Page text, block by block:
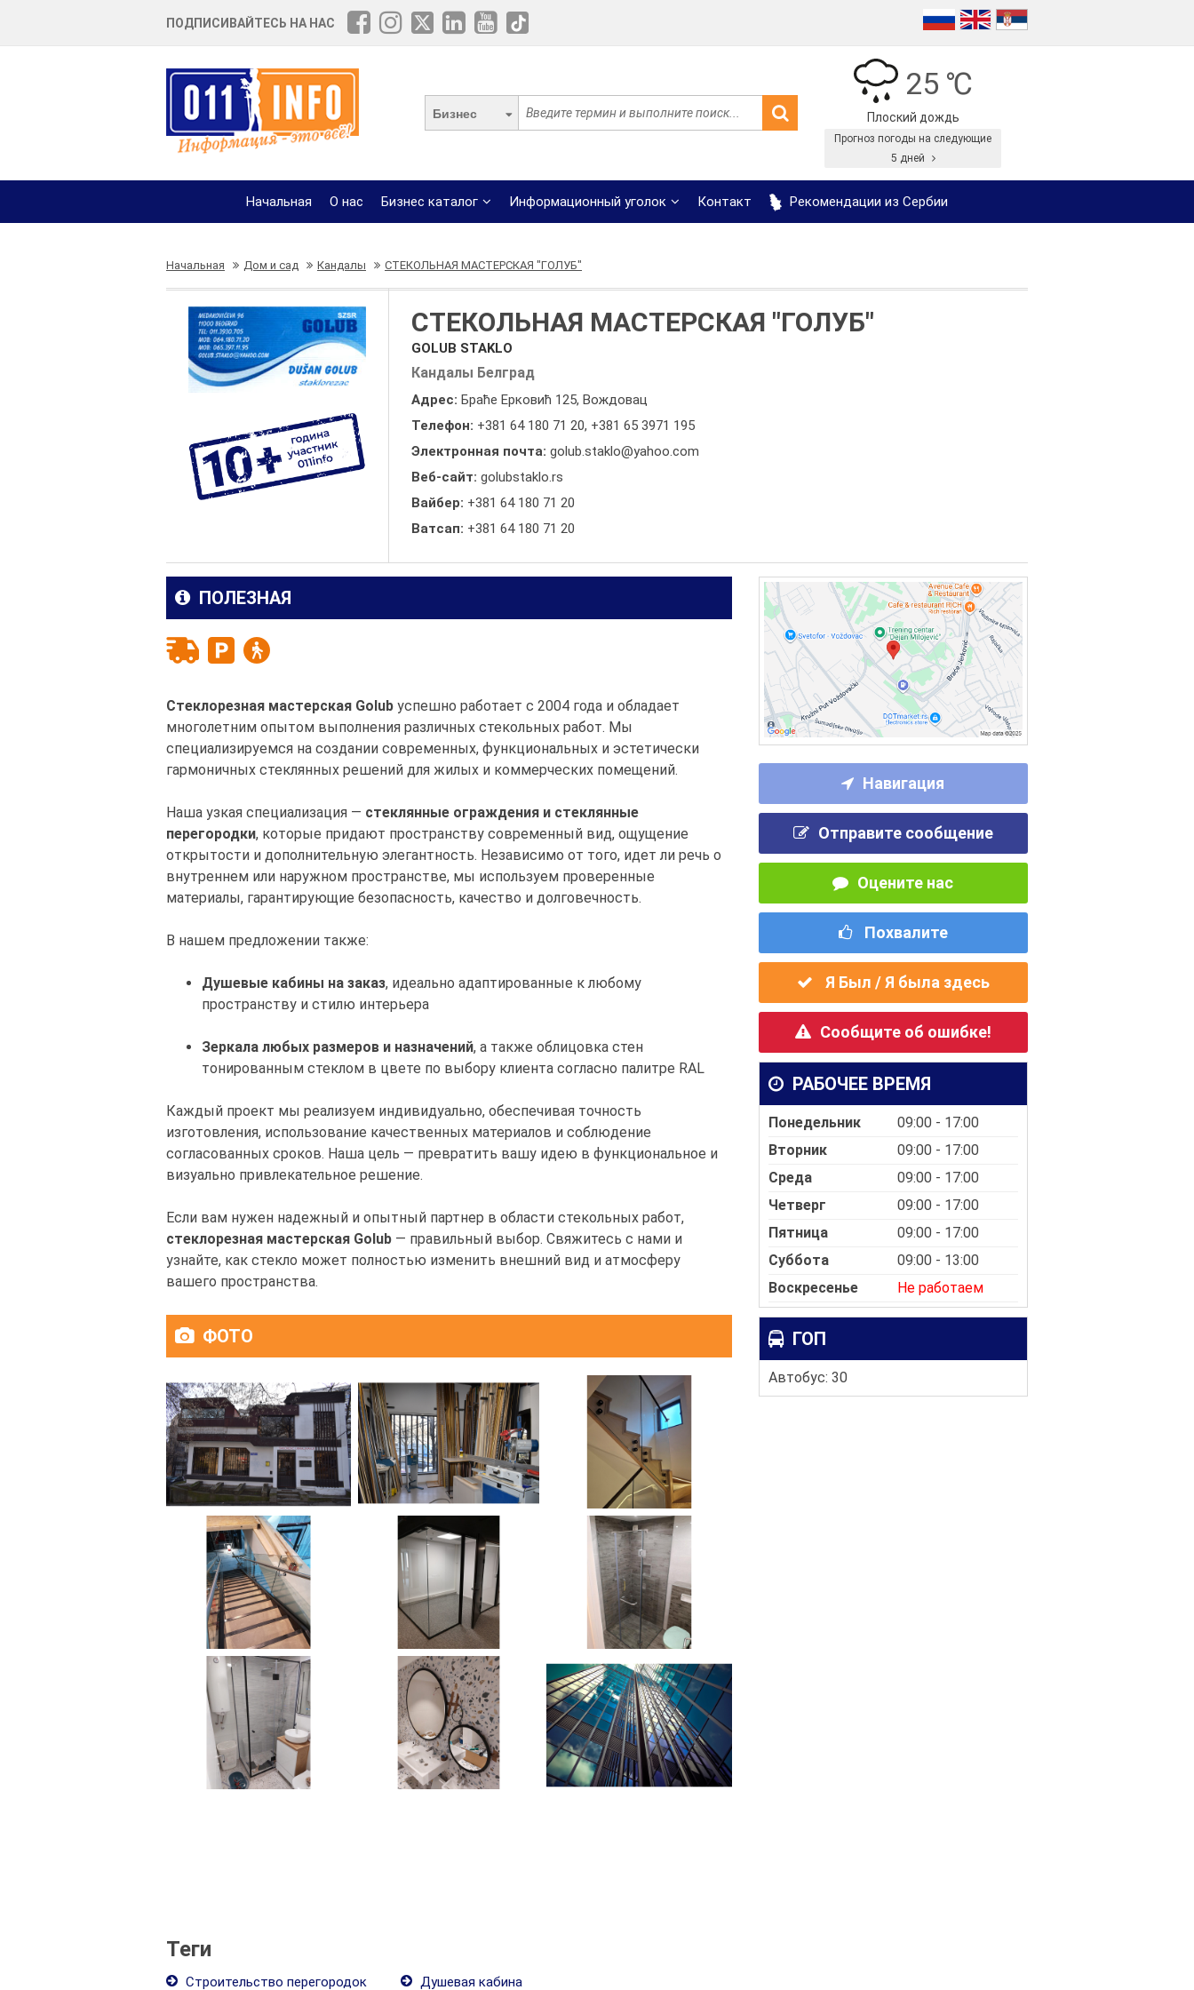
ПОДПИСИВАЙТЕСЬ НА НАС
Бизнес
25 ℃
Плоский дождь
Прогноз погоды на следующие
5 дней
Начальная О нас Бизнес каталог Информационный уголок Контакт Рекомендации из Сербии
Начальная Дом и сад Кандалы СТЕКОЛЬНАЯ МАСТЕРСКАЯ "ГОЛУБ"
СТЕКОЛЬНАЯ МАСТЕРСКАЯ "ГОЛУБ"
GOLUB STAKLO
Кандалы Белград
Адрес: Браће Ерковић 125, Вождовац
Телефон: +381 64 180 71 20, +381 65 3971 195
Электронная почта: golub.staklo@yahoo.com
Веб-сайт: golubstaklo.rs
Вайбер: +381 64 180 71 20
Ватсап: +381 64 180 71 20
Навигация
Отправите сообщение
Оцените нас
Похвалите
Я Был / Я была здесь
Сообщите об ошибке!
РАБОЧЕЕ ВРЕМЯ
Понедельник
09:00 - 17:00
Вторник
09:00 - 17:00
Среда
09:00 - 17:00
Четверг
09:00 - 17:00
Пятница
09:00 - 17:00
Суббота
09:00 - 13:00
Воскресенье
Не работаем
ГОП
Автобус: 30
ПОЛЕЗНАЯ
Стеклорезная мастерская Golub успешно работает с 2004 года и обладает
многолетним опытом выполнения различных стекольных работ. Мы
специализируемся на создании современных, функциональных и эстетически
гармоничных стеклянных решений для жилых и коммерческих помещений.
Наша узкая специализация — стеклянные ограждения и стеклянные
перегородки, которые придают пространству современный вид, ощущение
открытости и дополнительную элегантность. Независимо от того, идет ли речь о
внутреннем или наружном пространстве, мы используем проверенные
материалы, гарантирующие безопасность, качество и долговечность.
В нашем предложении также:
Душевые кабины на заказ, идеально адаптированные к любому
пространству и стилю интерьера
Зеркала любых размеров и назначений, а также облицовка стен
тонированным стеклом в цвете по выбору клиента согласно палитре RAL
Каждый проект мы реализуем индивидуально, обеспечивая точность
изготовления, использование качественных материалов и соблюдение
согласованных сроков. Наша цель — превратить вашу идею в функциональное и
визуально привлекательное решение.
Если вам нужен надежный и опытный партнер в области стекольных работ,
стеклорезная мастерская Golub — правильный выбор. Свяжитесь с нами и
узнайте, как стекло может полностью изменить внешний вид и атмосферу
вашего пространства.
ФОТО
Теги
Строительство перегородок Душевая кабина